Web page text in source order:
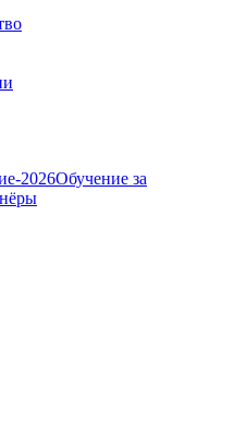
2026Обучение за